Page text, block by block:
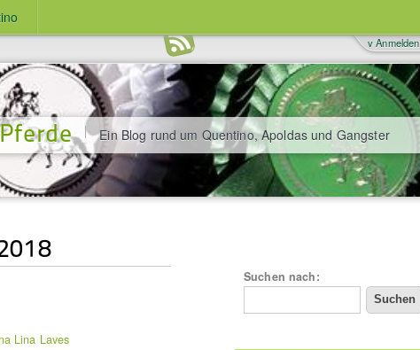
Ein Blog rund um Quentino, Apoldas und Gangster
v Anmelden
Lina Laves
Suchen nach: